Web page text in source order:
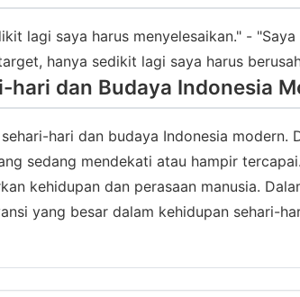
lagi saya harus menyelesaikan." -
hanya sedikit lagi saya harus
hari dan Budaya Indonesia
hari dan budaya Indonesia modern.
sedang mendekati atau hampir
kehidupan dan perasaan manusia.
yang besar dalam kehidupan sehari-